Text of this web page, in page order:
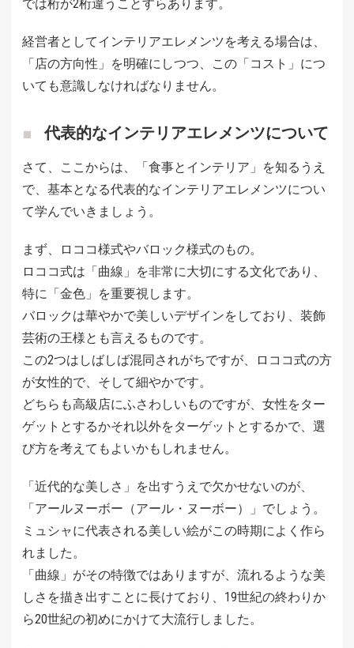
では桁が2桁違うことすらあります。
経営者としてインテリアエレメンツを考える場合は、
「店の方向性」を明確にしつつ、この「コスト」につ
いても意識しなければなりません。
代表的なインテリアエレメンツについて
さて、ここからは、「食事とインテリア」を知るうえ
で、基本となる代表的なインテリアエレメンツについ
て学んでいきましょう。
まず、ロココ様式やバロック様式のもの。
ロココ式は「曲線」を非常に大切にする文化であり、
特に「金色」を重要視します。
バロックは華やかで美しいデザインをしており、装飾
芸術の王様とも言えるものです。
この2つはしばしば混同されがちですが、ロココ式の方
が女性的で、そして細やかです。
どちらも高級店にふさわしいものですが、女性をター
ゲットとするかそれ以外をターゲットとするかで、選
び方を考えてもよいかもしれません。
「近代的な美しさ」を出すうえで欠かせないのが、
「アールヌーボー（アール・ヌーボー）」でしょう。
ミュシャに代表される美しい絵がこの時期によく作ら
れました。
「曲線」がその特徴ではありますが、流れるような美
しさを描き出すことに長けており、19世紀の終わりか
ら20世紀の初めにかけて大流行しました。